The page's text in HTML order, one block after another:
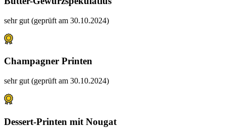
sehr gut (geprüft am 30.10.2024)
Champagner Printen
sehr gut (geprüft am 30.10.2024)
Dessert-Printen mit Nougat